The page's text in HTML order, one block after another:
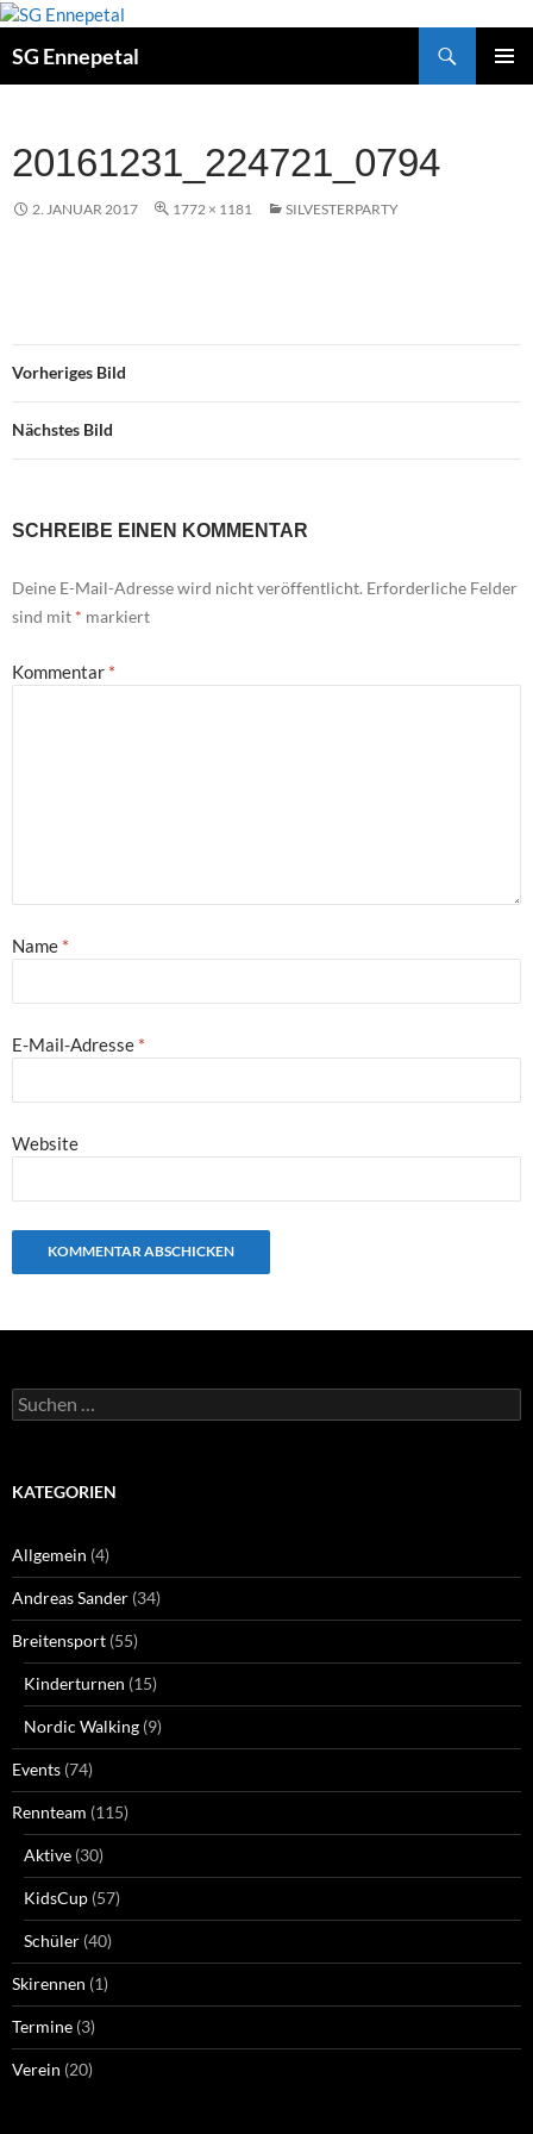
Zum
springen
SG Ennepetal
20161231_224721_0794
2. JANUAR 2017 1772 × 1181 SILVESTERPARTY
Vorheriges Bild
Nächstes Bild
SCHREIBE EINEN KOMMENTAR
Deine E-Mail-Adresse wird nicht veröffentlicht. Erforderliche Felder
sind mit * markiert
Kommentar *
Name *
E-Mail-Adresse *
Website
Suchen
nach:
KATEGORIEN
Allgemein (4)
Andreas Sander (34)
Breitensport (55)
Kinderturnen (15)
Nordic Walking (9)
Events (74)
Rennteam (115)
Aktive (30)
KidsCup (57)
Schüler (40)
Skirennen (1)
Termine (3)
Verein (20)